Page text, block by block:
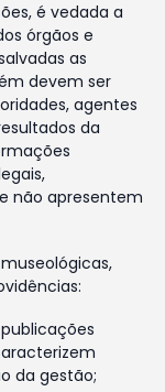
é vedada a
órgãos e
as
devem ser
agentes
da
não apresentem
da gestão;